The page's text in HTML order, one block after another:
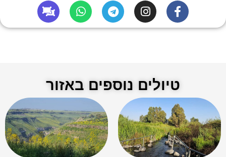
טיולים נוספים באזור